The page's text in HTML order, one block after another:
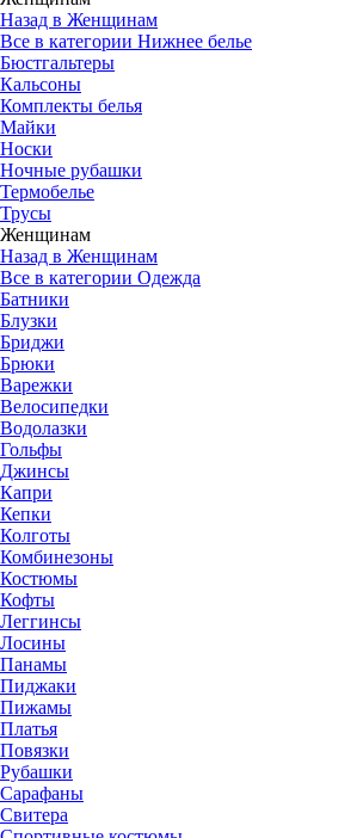
Назад в Женщинам
Все в категории Нижнее белье
Бюстгальтеры
Кальсоны
Комплекты белья
Майки
Носки
Ночные рубашки
Термобелье
Трусы
Женщинам
Назад в Женщинам
Все в категории Одежда
Батники
Блузки
Бриджи
Брюки
Варежки
Велосипедки
Водолазки
Гольфы
Джинсы
Капри
Кепки
Колготы
Комбинезоны
Костюмы
Кофты
Леггинсы
Лосины
Панамы
Пиджаки
Пижамы
Платья
Повязки
Рубашки
Сарафаны
Свитера